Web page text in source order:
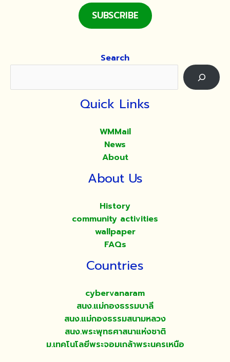
SUBSCRIBE
Search
Quick Links
WMMail
News
About
About Us
History
community activities
wallpaper
FAQs
Countries
cybervanaram
สนง.แม่กองธรรมบาลี
สนง.แม่กองธรรมสนามหลวง
สนง.พระพุทธศาสนาแห่งชาติ
ม.เทคโนโลยีพระจอมเกล้าพระนครเหนือ